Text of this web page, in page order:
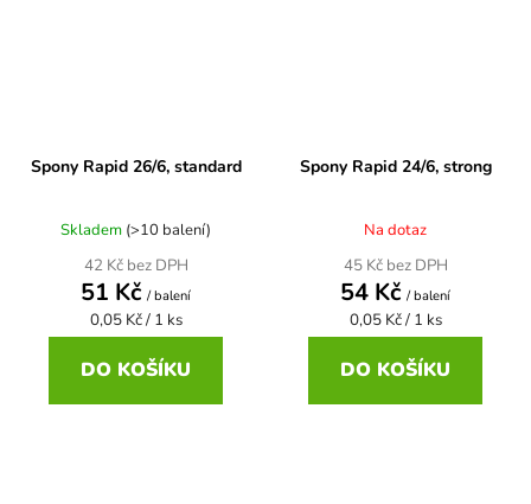
Spony Rapid 26/6, standard
Skladem (>10 balení)
42 Kč bez DPH
51 Kč / balení
Měrná
cena:
0,05 Kč / 1 ks
DO KOŠÍKU
Spony Rapid 24/6, strong
Na dotaz
45 Kč bez DPH
54 Kč / balení
Měrná
cena:
0,05 Kč / 1 ks
DO KOŠÍKU